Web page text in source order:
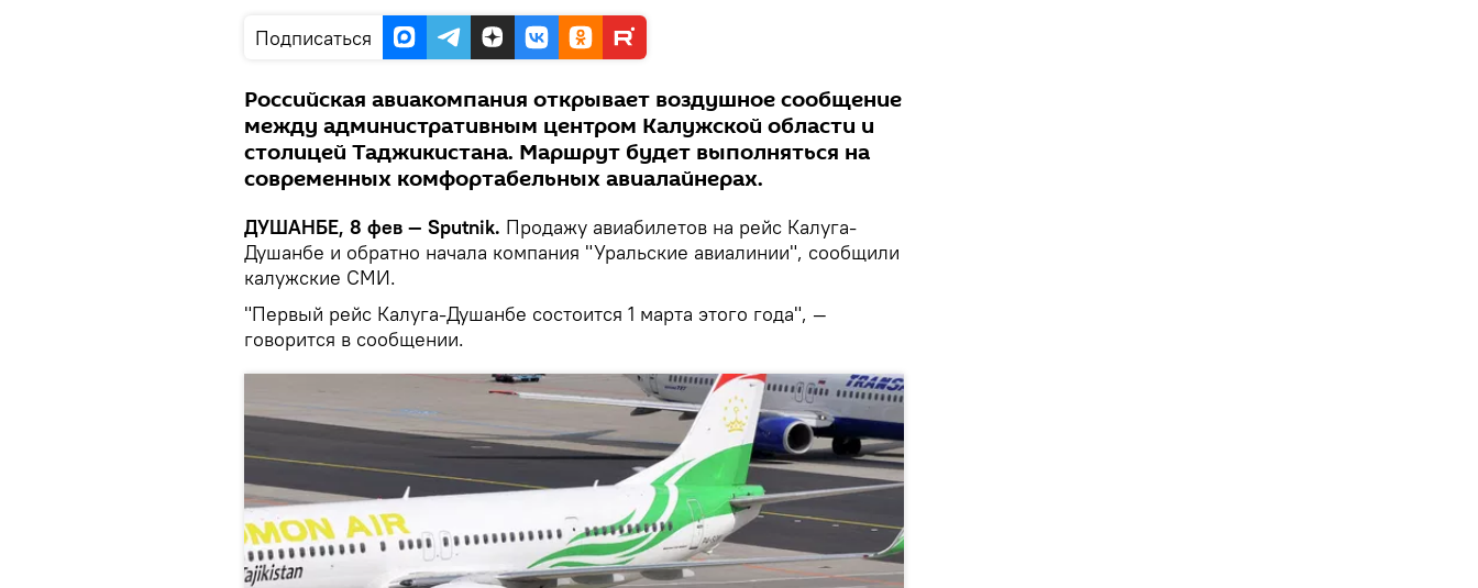
Подписаться
Российская авиакомпания открывает воздушное сообщение
между административным центром Калужской области и
столицей Таджикистана. Маршрут будет выполняться на
современных комфортабельных авиалайнерах.
ДУШАНБЕ, 8 фев — Sputnik. Продажу авиабилетов на рейс Калуга-
Душанбе и обратно начала компания "Уральские авиалинии", сообщили
калужские СМИ.
"Первый рейс Калуга-Душанбе состоится 1 марта этого года", —
говорится в сообщении.